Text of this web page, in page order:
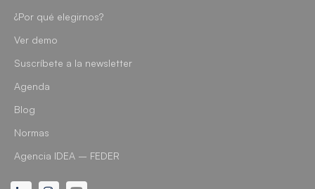
¿Por qué elegirnos?
Ver demo
Suscríbete a la newsletter
Agenda
Blog
Normas
Agencia IDEA – FEDER